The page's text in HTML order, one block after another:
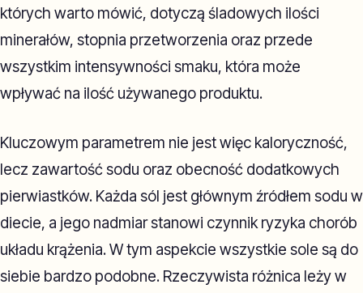
których warto mówić, dotyczą śladowych ilości
minerałów, stopnia przetworzenia oraz przede
wszystkim intensywności smaku, która może
wpływać na ilość używanego produktu.
Kluczowym parametrem nie jest więc kaloryczność,
lecz zawartość sodu oraz obecność dodatkowych
pierwiastków. Każda sól jest głównym źródłem sodu w
diecie, a jego nadmiar stanowi czynnik ryzyka chorób
układu krążenia. W tym aspekcie wszystkie sole są do
siebie bardzo podobne. Rzeczywista różnica leży w